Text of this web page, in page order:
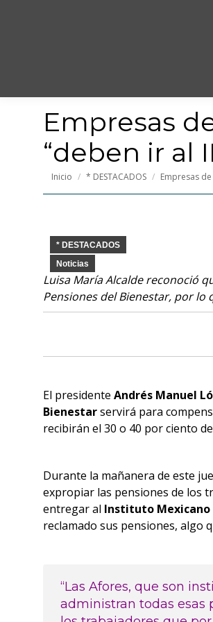
Empresas
“deben ir al
Estás aquí:
Inicio * DESTACADOS Empresas
* DESTACADOS
Noticias
Luisa María Alcalde reconoció
Pensiones del Bienestar, por lo
El presidente Andrés Manuel
Bienestarservirá para
recibirán el 30 o 40 por ciento
Durante la mañanera de este
expropiar las pensiones de los
entregar al Instituto Mexicano
reclamado sus pensiones, algo
“Las Afores, que son
administran todas esas